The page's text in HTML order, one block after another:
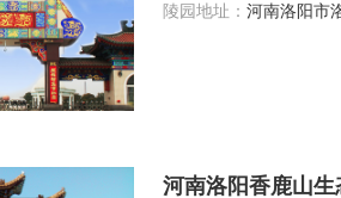
陵园地址： 河南洛阳市
河南洛阳香鹿山生